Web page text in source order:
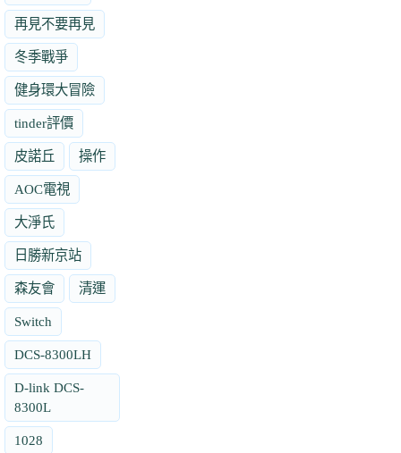
再見不要再見
冬季戰爭
健身環大冒險
tinder評價
皮諾丘 操作
AOC電視
大淨氏
日勝新京站
森友會 清運
Switch
DCS-8300LH
D-link DCS-
8300L
1028